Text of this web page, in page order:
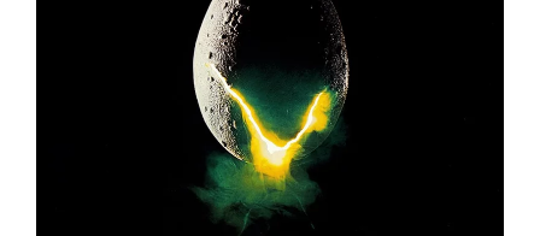
er
Voir la fiche film